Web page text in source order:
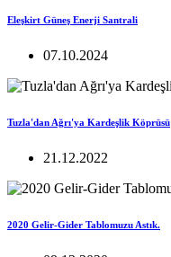
Eleşkirt Güneş Enerji Santrali
07.10.2024
Tuzla'dan Ağrı'ya Kardeşlik Köprüsü
21.12.2022
2020 Gelir-Gider Tablomuzu Astık.